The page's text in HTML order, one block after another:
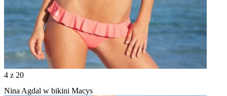
4 z 20
Nina Agdal w bikini Macys